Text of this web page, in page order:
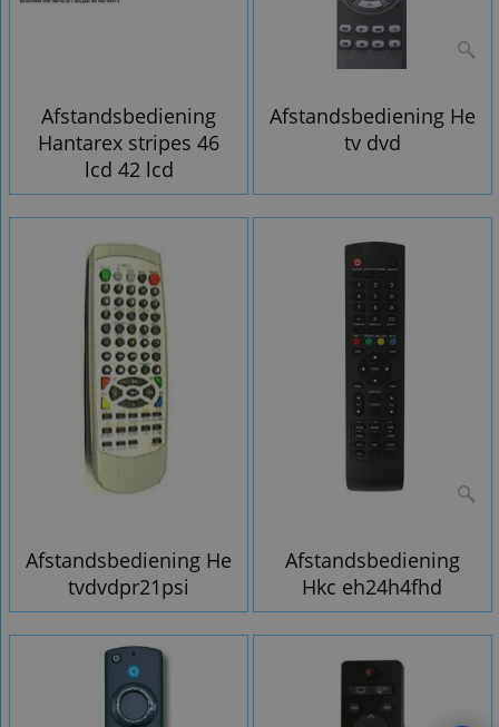
Afstandsbediening
Hantarex stripes 46
lcd 42 lcd
Afstandsbediening He
tv dvd
Afstandsbediening He
tvdvdpr21psi
Afstandsbediening
Hkc eh24h4fhd